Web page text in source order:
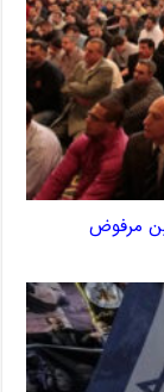
مرفوض